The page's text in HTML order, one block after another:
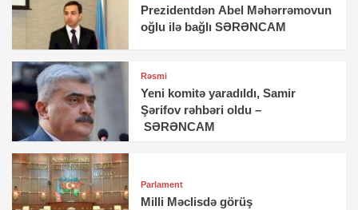
Prezidentdən Abel Məhərrəmovun
oğlu ilə bağlı SƏRƏNCAM
Rəsmi
Yeni komitə yaradıldı, Samir
Şərifov rəhbəri oldu –
SƏRƏNCAM
Parlament
Milli Məclisdə görüş